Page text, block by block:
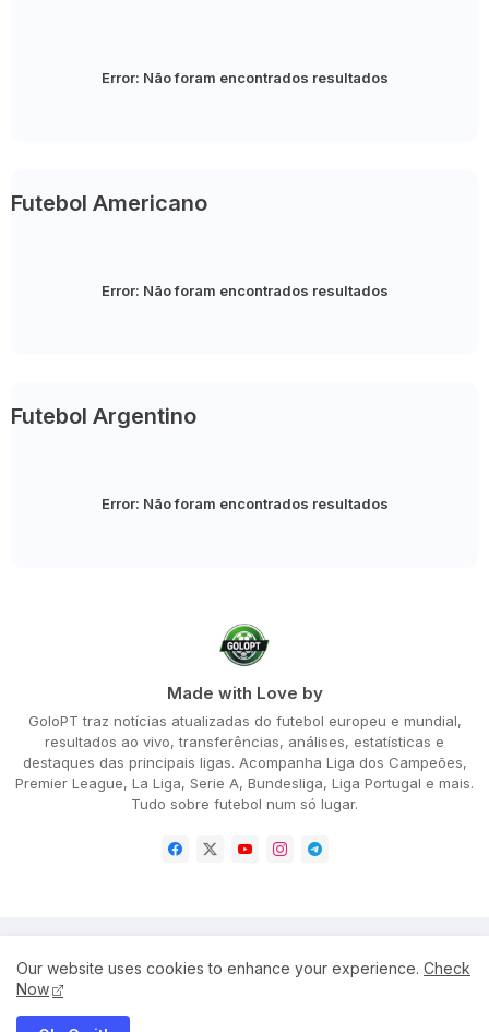
Error: Não foram encontrados resultados
Futebol Americano
Error: Não foram encontrados resultados
Futebol Argentino
Error: Não foram encontrados resultados
Made with Love by
GoloPT traz notícias atualizadas do futebol europeu e mundial,
resultados ao vivo, transferências, análises, estatísticas e
destaques das principais ligas. Acompanha Liga dos Campeões,
Premier League, La Liga, Serie A, Bundesliga, Liga Portugal e mais.
Tudo sobre futebol num só lugar.
Terms and Conditions
Our website uses cookies to enhance your experience. Check
Now